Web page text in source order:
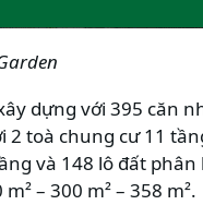
dựng với 395 căn
toà chung cư 11
và 148 lô đất
– 300 m² – 358 m².